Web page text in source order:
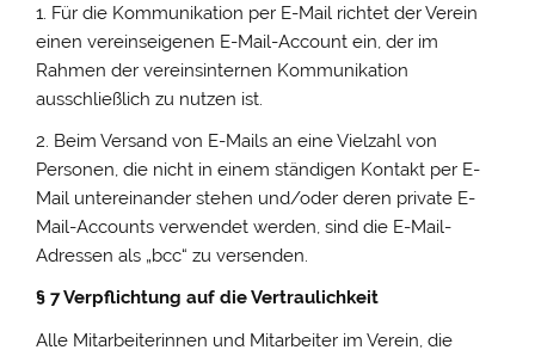
1. Für die Kommunikation per E-Mail richtet der Verein
einen vereinseigenen E-Mail-Account ein, der im
Rahmen der vereinsinternen Kommunikation
ausschließlich zu nutzen ist.
2. Beim Versand von E-Mails an eine Vielzahl von
Personen, die nicht in einem ständigen Kontakt per E-
Mail untereinander stehen und/oder deren private E-
Mail-Accounts verwendet werden, sind die E-Mail-
Adressen als „bcc“ zu versenden.
§ 7 Verpflichtung auf die Vertraulichkeit
Alle Mitarbeiterinnen und Mitarbeiter im Verein, die